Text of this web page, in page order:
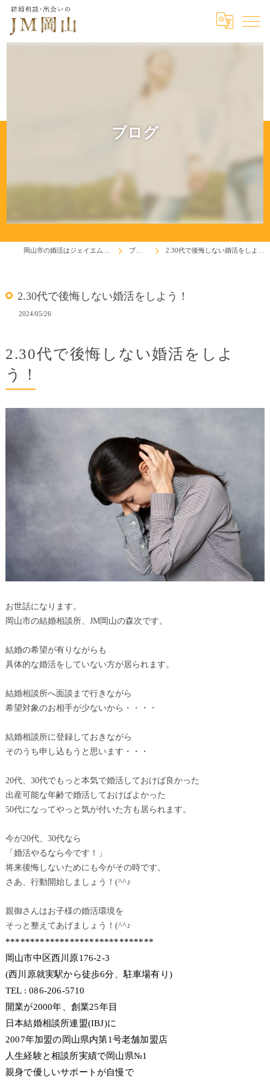
ブログ
ブログ 2.30代で後悔しない婚活をしよう！
2.30代で後悔しない婚活をしよう！
2024/05/26
2.30代で後悔しない婚活をしよ
う！
お世話になります。
岡山市の結婚相談所、JM岡山の森次です。
結婚の希望が有りながらも
具体的な婚活をしていない方が居られます。
結婚相談所へ面談まで行きながら
希望対象のお相手が少ないから・・・・
結婚相談所に登録しておきながら
そのうち申し込もうと思います・・・
20代、30代でもっと本気で婚活しておけば良かった
出産可能な年齢で婚活しておけばよかった
50代になってやっと気が付いた方も居られます。
今が20代、30代なら
「婚活やるなら今です！」
将来後悔しないためにも今がその時です。
さあ、行動開始しましょう！(^^♪
親御さんはお子様の婚活環境を
そっと整えてあげましょう！(^^♪
******************************
岡山市中区西川原176-2-3
(西川原就実駅から徒歩6分、駐車場有り)
TEL : 086-206-5710
開業が2000年、創業25年目
日本結婚相談所連盟(IBJ)に
2007年加盟の岡山県内第1号老舗加盟店
人生経験と相談所実績で岡山県№1
親身で優しいサポートが自慢で